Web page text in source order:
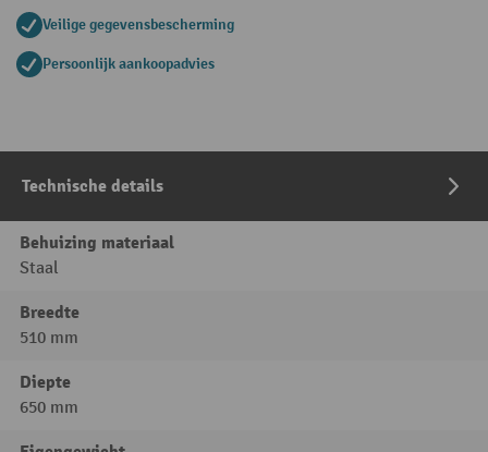
Veilige gegevensbescherming
Persoonlijk aankoopadvies
Technische details
Behuizing materiaal
Staal
Breedte
510 mm
Diepte
650 mm